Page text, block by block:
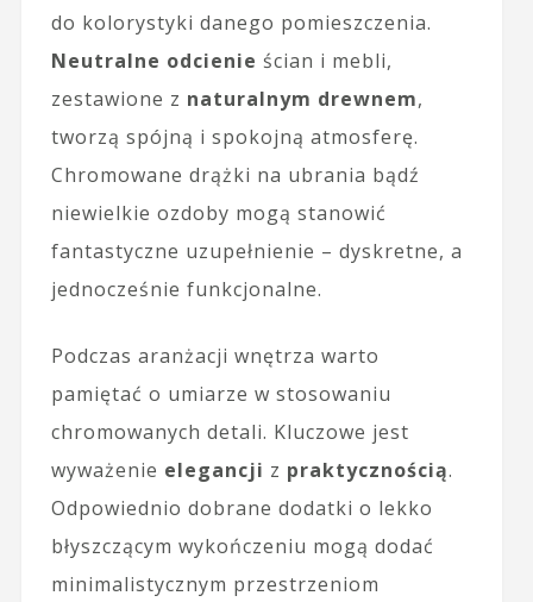
do kolorystyki danego pomieszczenia.
Neutralne odcienie ścian i mebli,
zestawione z naturalnym drewnem,
tworzą spójną i spokojną atmosferę.
Chromowane drążki na ubrania bądź
niewielkie ozdoby mogą stanowić
fantastyczne uzupełnienie – dyskretne, a
jednocześnie funkcjonalne.
Podczas aranżacji wnętrza warto
pamiętać o umiarze w stosowaniu
chromowanych detali. Kluczowe jest
wyważenie elegancji z praktycznością.
Odpowiednio dobrane dodatki o lekko
błyszczącym wykończeniu mogą dodać
minimalistycznym przestrzeniom